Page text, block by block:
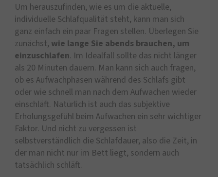
Um herauszufinden, wie es um die aktuelle,
individuelle Schlafqualität steht, kann man sich
ganz einfach ein paar Fragen stellen. Überlegen Sie
zunächst, wie lange Sie abends brauchen, um
einzuschlafen. Im Idealfall sollte das nicht länger
als 20 Minuten dauern. Man kann sich auch fragen,
ob es Aufwachphasen während des Schlafs gibt
oder wie schnell man nach dem Aufwachen wieder
einschläft. Natürlich ist auch das subjektive
Erholungsgefühl beim Aufwachen ein sehr wichtiger
Faktor. Und nicht zu vergessen ist
selbstverständlich die Schlafdauer, also die Zeit, in
der man nicht nur im Bett liegt, sondern auch
tatsächlich schläft.